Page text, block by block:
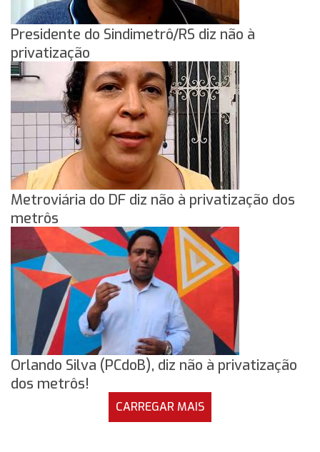
Presidente do Sindimetrô/RS diz não à
privatização
Metroviária do DF diz não à privatização dos
metrôs
Orlando Silva (PCdoB), diz não à privatização
dos metrôs!
CARREGAR MAIS